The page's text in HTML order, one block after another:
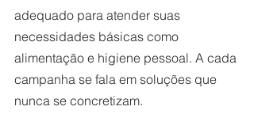
adequado para atender suas
necessidades básicas como
alimentação e higiene pessoal. A cada
campanha se fala em soluções que
nunca se concretizam.